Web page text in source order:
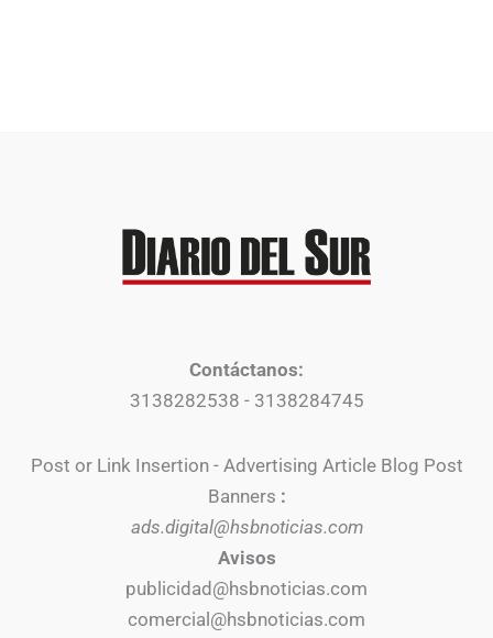
Contáctanos:
3138282538 - 3138284745
Post or Link Insertion - Advertising Article Blog Post
Banners :
ads.digital@hsbnoticias.com
Avisos
publicidad@hsbnoticias.com
comercial@hsbnoticias.com